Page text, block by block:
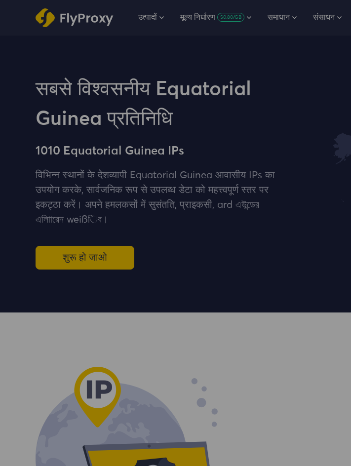
उत्पादों मूल्य निर्धारण $0.80/GB समाधान संसाधन
सबसे विश्वसनीय Equatorial
Guinea प्रतिनिधि
1010 Equatorial Guinea IPs
विभिन्न स्थानों के देशव्यापी Equatorial Guinea आवासीय IPs का
उपयोग करके, सार्वजनिक रूप से उपलब्ध डेटा को महत्त्वपूर्ण स्‍तर पर
इकट्‍ठा करें। अपने हमलकसों में सुसंतति, प्राइकसी, ard এউন্ডের
এলািাৱেন weißিব।
शुरू हो जाओ